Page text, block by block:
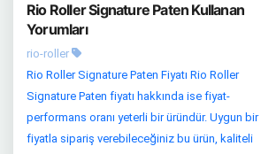
Rio Roller Signature Paten Kullanan
Yorumları
rio-roller
Rio Roller Signature Paten Fiyatı Rio Roller
Signature Paten fiyatı hakkında ise fiyat-
performans oranı yeterli bir üründür. Uygun bir
fiyatla sipariş verebileceğiniz bu ürün, kaliteli